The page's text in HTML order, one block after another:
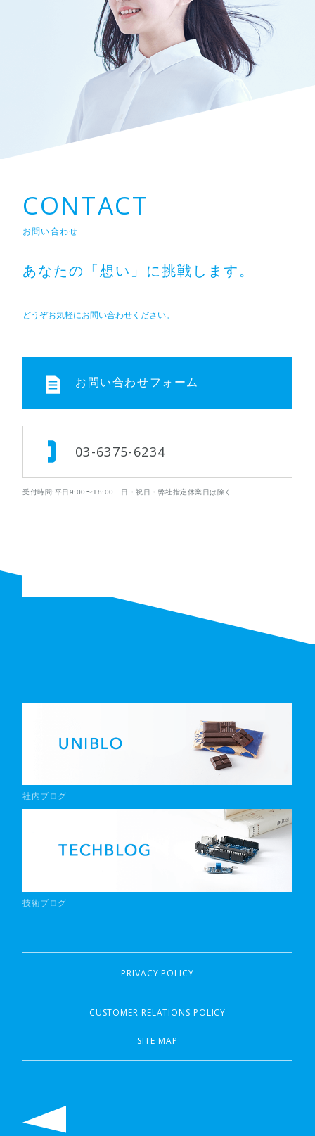
CONTACT
お問い合わせ
あなたの「想い」に挑戦します。
どうぞお気軽にお問い合わせください。
お問い合わせフォーム
03-6375-6234
受付時間:平日9:00〜18:00 日・祝日・弊社指定休業日は除く
社内ブログ
技術ブログ
PRIVACY POLICY
CUSTOMER RELATIONS POLICY
SITE MAP